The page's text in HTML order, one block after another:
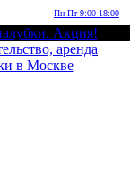
Пн-Пт 9:00-18:00